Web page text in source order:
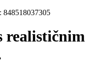
: 848518037305
realističnim